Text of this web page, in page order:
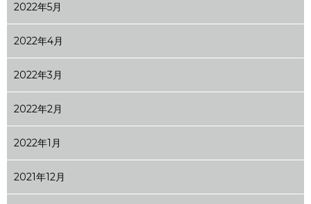
2022年5月
2022年4月
2022年3月
2022年2月
2022年1月
2021年12月